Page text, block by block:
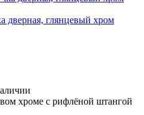
дверная, глянцевый хром
хроме с рифлёной штангой